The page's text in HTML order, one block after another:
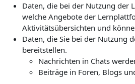
Daten, die bei der Nutzung
welche Angebote der
Aktivitätsübersichten und
Daten, die Sie bei der Nutzung
bereitstellen.
Nachrichten in Chats
Beiträge in Foren, Blogs